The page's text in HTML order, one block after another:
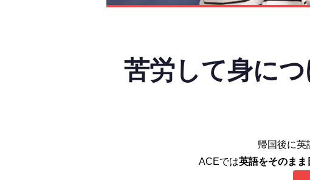
苦労して身に
帰国後に
ACEでは英語をそのま